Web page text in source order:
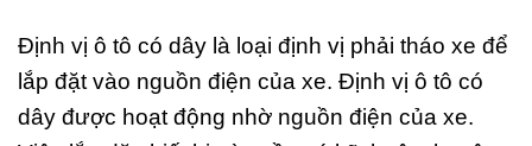
Định vị ô tô có dây là loại định vị phải tháo xe để
lắp đặt vào nguồn điện của xe. Định vị ô tô có
dây được hoạt động nhờ nguồn điện của xe.